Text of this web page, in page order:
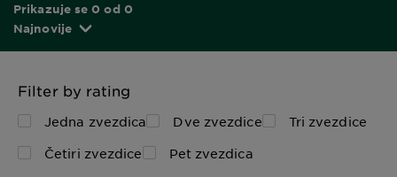
Prikazuje se 0 od 0
Najnovije
Filter by rating
Jedna zvezdica Dve zvezdice
Tri zvezdice
Četiri zvezdice
Pet zvezdica